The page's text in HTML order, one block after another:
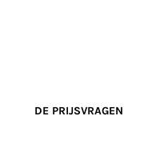
DE PRIJSVRAGEN